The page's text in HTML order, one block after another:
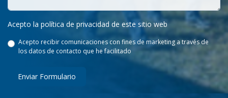
Acepto la política de privacidad de este sitio web
Acepto recibir comunicaciones con fines de marketing a través de
los datos de contacto que he facilitado
Enviar Formulario